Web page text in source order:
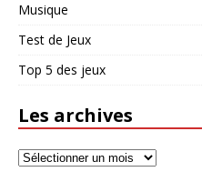
Musique
Test de Jeux
Top 5 des jeux
Les archives